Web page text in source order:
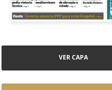
VER CAPA